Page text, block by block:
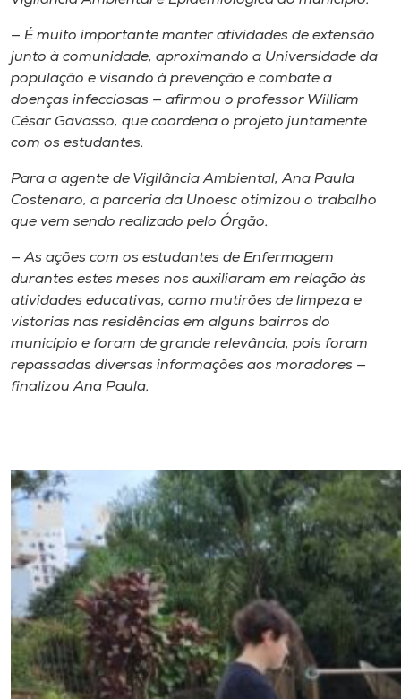
— É muito importante manter atividades de extensão
junto à comunidade, aproximando a Universidade da
população e visando à prevenção e combate a
doenças infecciosas — afirmou o professor William
César Gavasso, que coordena o projeto juntamente
com os estudantes.
Para a agente de Vigilância Ambiental, Ana Paula
Costenaro, a parceria da Unoesc otimizou o trabalho
que vem sendo realizado pelo Órgão.
— As ações com os estudantes de Enfermagem
durantes estes meses nos auxiliaram em relação às
atividades educativas, como mutirões de limpeza e
vistorias nas residências em alguns bairros do
município e foram de grande relevância, pois foram
repassadas diversas informações aos moradores —
finalizou Ana Paula.